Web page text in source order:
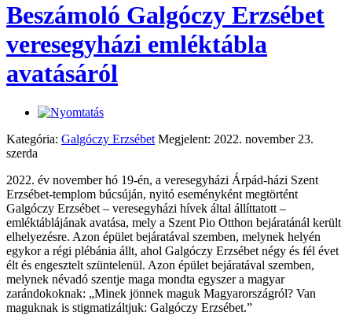
Beszámoló Galgóczy Erzsébet
veresegyházi emléktábla
avatásáról
Kategória: Galgóczy Erzsébet Megjelent: 2022. november 23.
szerda
2022. év november hó 19-én, a veresegyházi Árpád-házi Szent
Erzsébet-templom búcsúján, nyitó eseményként megtörtént
Galgóczy Erzsébet – veresegyházi hívek által állíttatott –
emléktáblájának avatása, mely a Szent Pio Otthon bejáratánál került
elhelyezésre. Azon épület bejáratával szemben, melynek helyén
egykor a régi plébánia állt, ahol Galgóczy Erzsébet négy és fél évet
élt és engesztelt szüntelenül. Azon épület bejáratával szemben,
melynek névadó szentje maga mondta egyszer a magyar
zarándokoknak: „Minek jönnek maguk Magyarországról? Van
maguknak is stigmatizáltjuk: Galgóczy Erzsébet.”